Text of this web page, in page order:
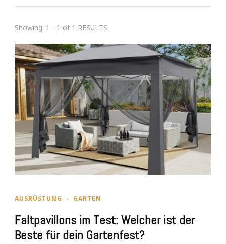
Showing: 1 - 1 of 1 RESULTS
AUSRÜSTUNG GARTEN
Faltpavillons im Test: Welcher ist der
Beste für dein Gartenfest?